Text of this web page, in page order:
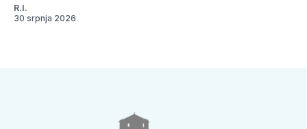
R.I.
30 srpnja 2026